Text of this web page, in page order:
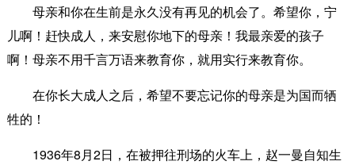
母亲和你在生前是永久没有再见的机会了。希望你，宁
儿啊！赶快成人，来安慰你地下的母亲！我最亲爱的孩子
啊！母亲不用千言万语来教育你，就用实行来教育你。
在你长大成人之后，希望不要忘记你的母亲是为国而牺
牲的！
1936年8月2日，在被押往刑场的火车上，赵一曼自知生